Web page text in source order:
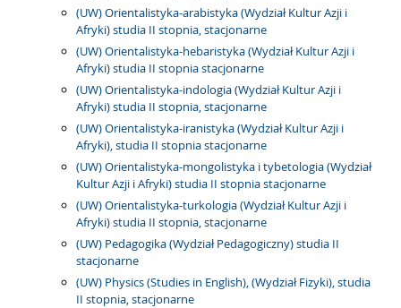
(UW) Orientalistyka-arabistyka (Wydział Kultur Azji i
Afryki) studia II stopnia, stacjonarne
(UW) Orientalistyka-hebaristyka (Wydział Kultur Azji i
Afryki) studia II stopnia stacjonarne
(UW) Orientalistyka-indologia (Wydział Kultur Azji i
Afryki) studia II stopnia, stacjonarne
(UW) Orientalistyka-iranistyka (Wydział Kultur Azji i
Afryki), studia II stopnia stacjonarne
(UW) Orientalistyka-mongolistyka i tybetologia (Wydział
Kultur Azji i Afryki) studia II stopnia stacjonarne
(UW) Orientalistyka-turkologia (Wydział Kultur Azji i
Afryki) studia II stopnia, stacjonarne
(UW) Pedagogika (Wydział Pedagogiczny) studia II
stacjonarne
(UW) Physics (Studies in English), (Wydział Fizyki), studia
II stopnia, stacjonarne